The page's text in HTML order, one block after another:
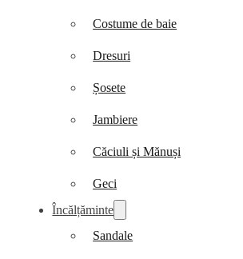
Costume de baie
Dresuri
Șosete
Jambiere
Căciuli și Mănuși
Geci
Încălțăminte
Sandale